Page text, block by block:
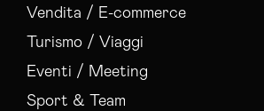
Vendita / E-commerce
Turismo / Viaggi
Eventi / Meeting
Sport & Team